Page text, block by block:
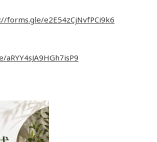
forms.gle/e2E54zCjNvfPCi9k6